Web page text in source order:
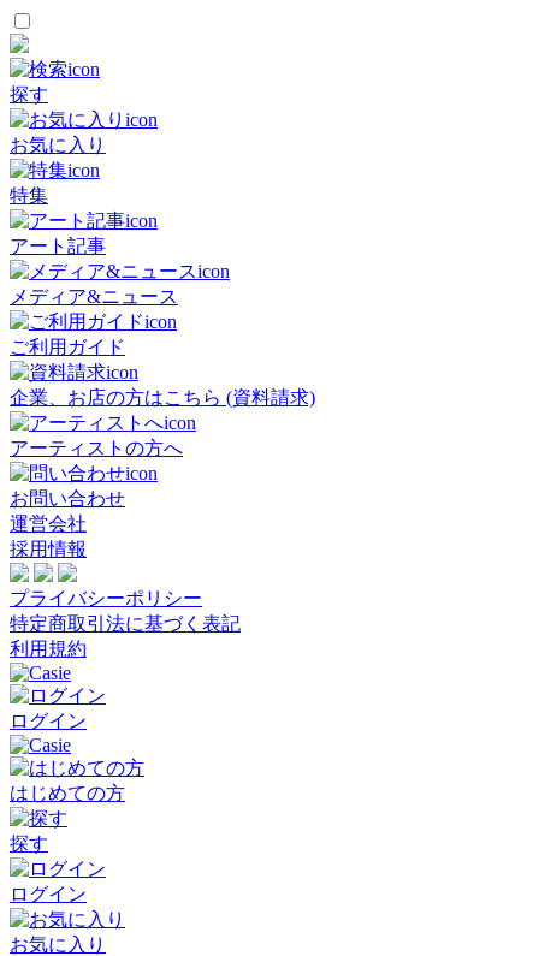
探す
お気に入り
特集
アート記事
メディア&ニュース
ご利用ガイド
企業、お店の方はこちら (資料請求)
アーティストの方へ
お問い合わせ
運営会社
採用情報
プライバシーポリシー
特定商取引法に基づく表記
利用規約
ログイン
はじめての方
探す
ログイン
お気に入り